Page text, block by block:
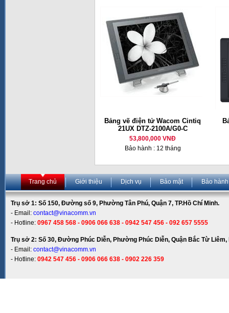
Bảng vẽ điện tử Wacom Cintiq
21UX DTZ-2100A/G0-C
53,800,000 VNĐ
Bảo hành : 12 tháng
Trang chủ Giới thiệu Dịch vụ Bảo mật Bảo hành
Trụ sở 1: Số 150, Đường số 9, Phường Tân Phú, Quận 7, TP.Hồ Chí Minh.
- Email: contact@vinacomm.vn
- Hotline: 0967 458 568 - 0906 066 638 - 0942 547 456 - 092 657 5555
Trụ sở 2: Số 30, Đường Phúc Diễn, Phường Phúc Diễn, Quận Bắc Từ Liêm,
- Email: contact@vinacomm.vn
- Hotline: 0942 547 456 - 0906 066 638 - 0902 226 359